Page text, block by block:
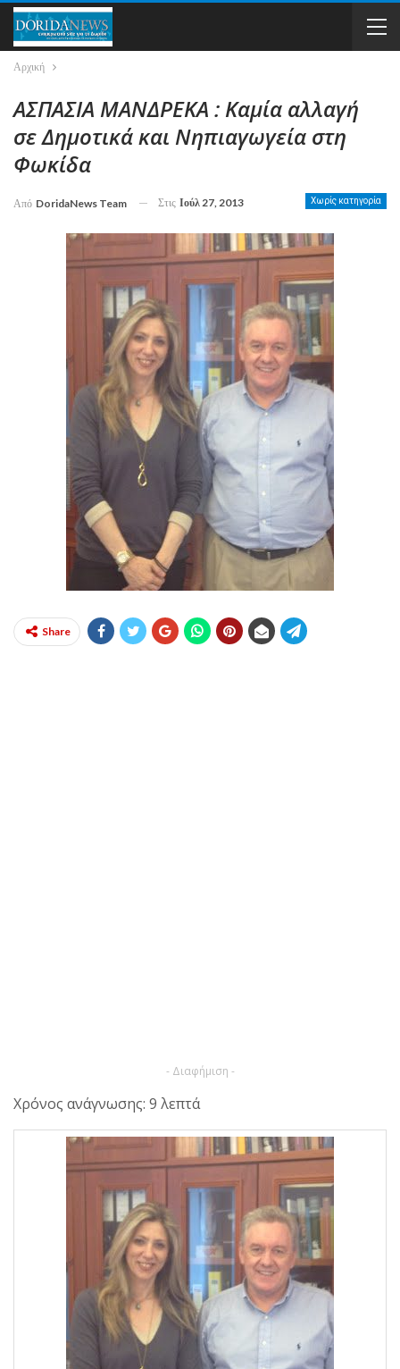
Αρχική
ΑΣΠΑΣΙΑ ΜΑΝΔΡΕΚΑ : Καμία αλλαγή
σε Δημοτικά και Νηπιαγωγεία στη
Φωκίδα
Χωρίς κατηγορία
Από DoridaNews Team Στις Ιούλ 27, 2013
Share
- Διαφήμιση -
Χρόνος ανάγνωσης: 9 λεπτά